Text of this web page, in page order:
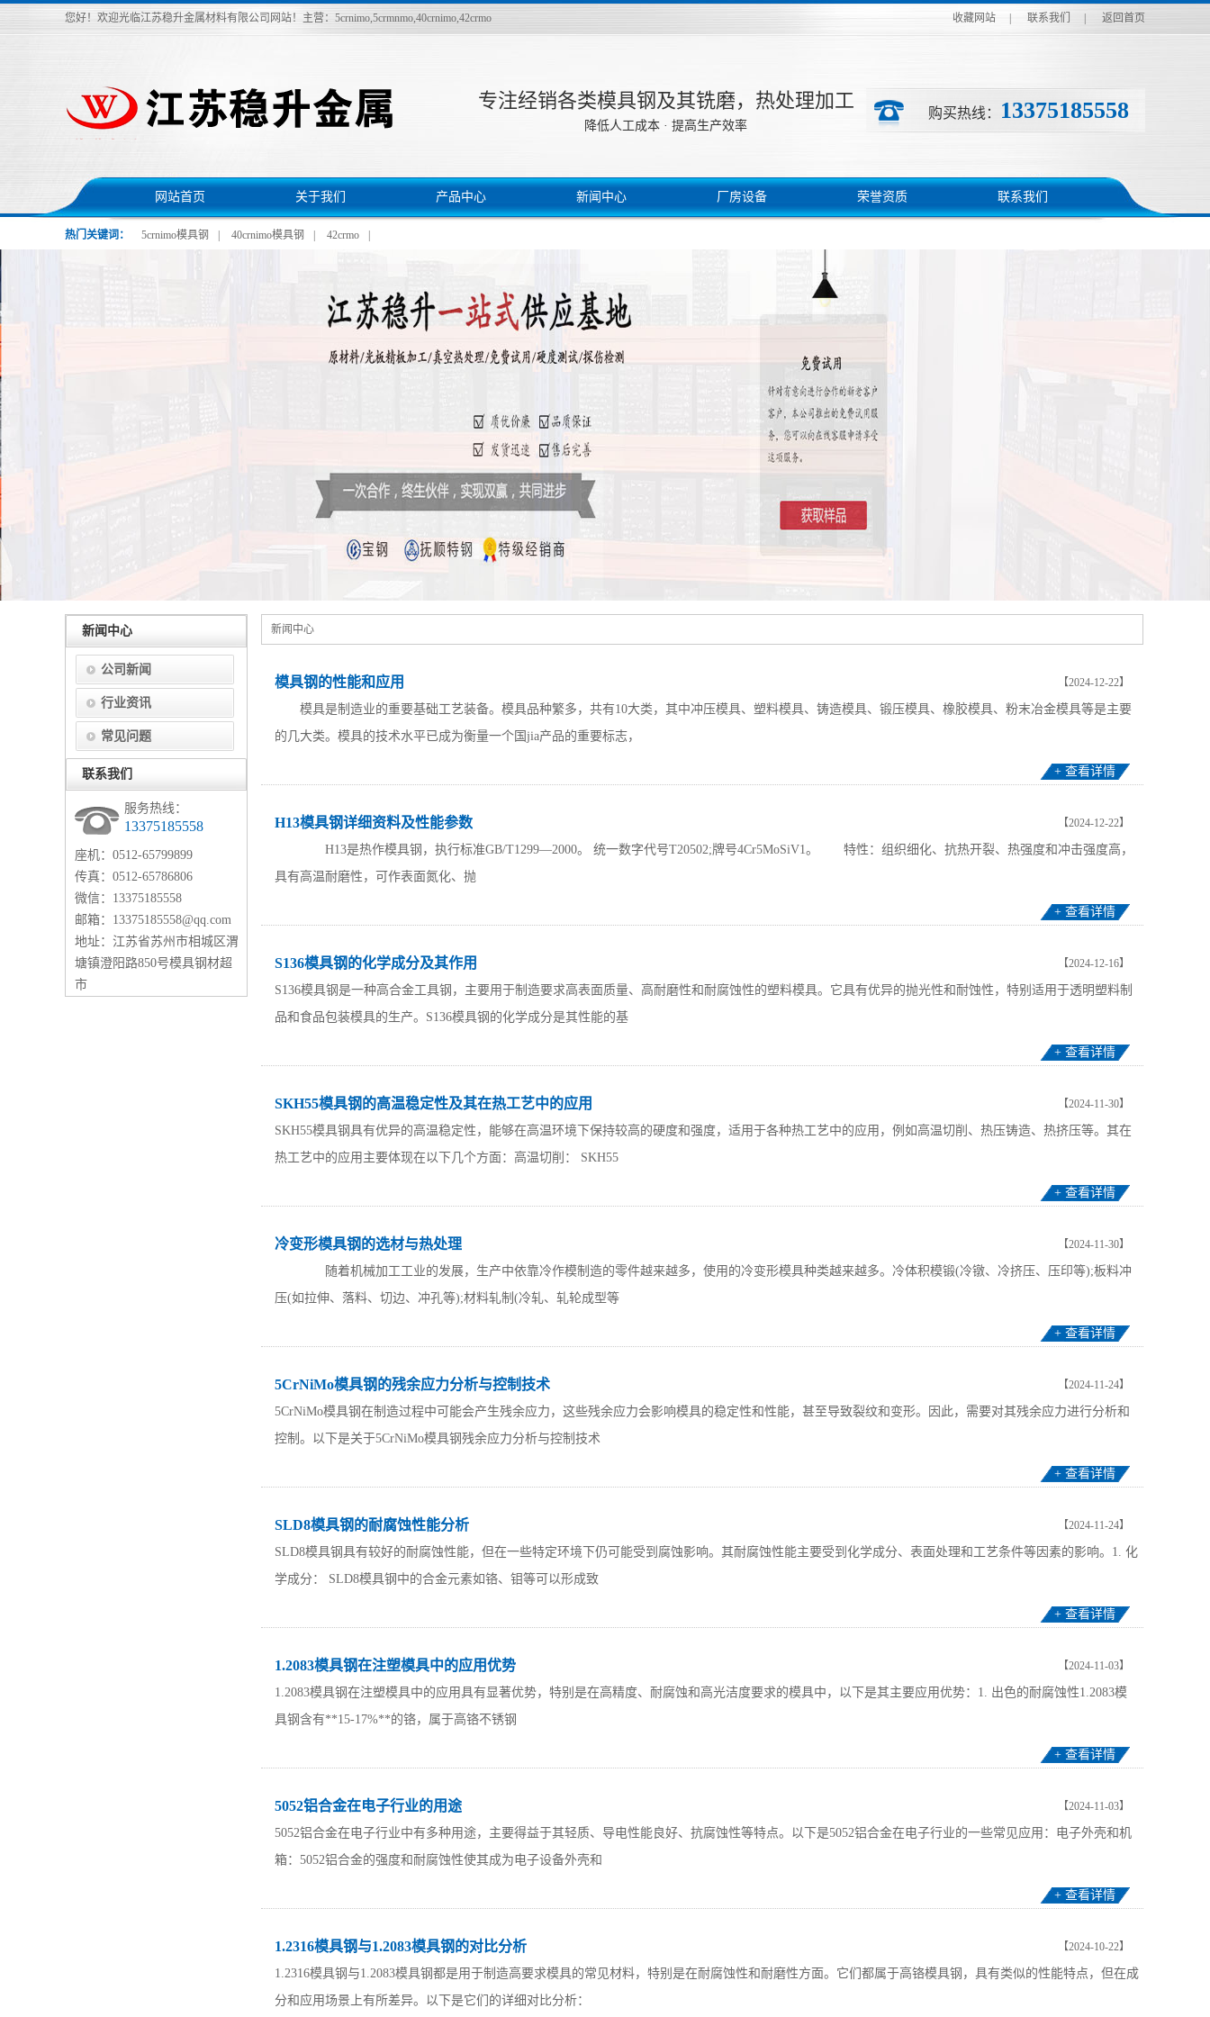
收藏网站 联系我们 返回首页
您好！欢迎光临江苏稳升金属材料有限公司网站！主营：5crnimo,5crmnmo,40crnimo,42crmo
专注经销各类模具钢及其铣磨，热处理加工
降低人工成本 · 提高生产效率
购买热线： 13375185558
网站首页 关于我们 产品中心 新闻中心 厂房设备 荣誉资质 联系我们
热门关键词： 5crnimo模具钢 40crnimo模具钢 42crmo
新闻中心
公司新闻
行业资讯
常见问题
联系我们
服务热线：
13375185558
座机：0512-65799899
传真：0512-65786806
微信：13375185558
邮箱：13375185558@qq.com
地址：江苏省苏州市相城区渭
塘镇澄阳路850号模具钢材超
市
新闻中心
模具钢的性能和应用 【2024-12-22】
模具是制造业的重要基础工艺装备。模具品种繁多，共有10大类，其中冲压模具、塑料模具、铸造模具、锻压模具、橡胶模具、粉末冶金模具等是主要
的几大类。模具的技术水平已成为衡量一个国jia产品的重要标志，
+ 查看详情
H13模具钢详细资料及性能参数 【2024-12-22】
H13是热作模具钢，执行标准GB/T1299—2000。 统一数字代号T20502;牌号4Cr5MoSiV1。 特性：组织细化、抗热开裂、热强度和冲击强度高，
具有高温耐磨性，可作表面氮化、抛
+ 查看详情
S136模具钢的化学成分及其作用 【2024-12-16】
S136模具钢是一种高合金工具钢，主要用于制造要求高表面质量、高耐磨性和耐腐蚀性的塑料模具。它具有优异的抛光性和耐蚀性，特别适用于透明塑料制
品和食品包装模具的生产。S136模具钢的化学成分是其性能的基
+ 查看详情
SKH55模具钢的高温稳定性及其在热工艺中的应用 【2024-11-30】
SKH55模具钢具有优异的高温稳定性，能够在高温环境下保持较高的硬度和强度，适用于各种热工艺中的应用，例如高温切削、热压铸造、热挤压等。其在
热工艺中的应用主要体现在以下几个方面：高温切削： SKH55
+ 查看详情
冷变形模具钢的选材与热处理 【2024-11-30】
随着机械加工工业的发展，生产中依靠冷作模制造的零件越来越多，使用的冷变形模具种类越来越多。冷体积模锻(冷镦、冷挤压、压印等);板料冲
压(如拉伸、落料、切边、冲孔等);材料轧制(冷轧、轧轮成型等
+ 查看详情
5CrNiMo模具钢的残余应力分析与控制技术 【2024-11-24】
5CrNiMo模具钢在制造过程中可能会产生残余应力，这些残余应力会影响模具的稳定性和性能，甚至导致裂纹和变形。因此，需要对其残余应力进行分析和
控制。以下是关于5CrNiMo模具钢残余应力分析与控制技术
+ 查看详情
SLD8模具钢的耐腐蚀性能分析 【2024-11-24】
SLD8模具钢具有较好的耐腐蚀性能，但在一些特定环境下仍可能受到腐蚀影响。其耐腐蚀性能主要受到化学成分、表面处理和工艺条件等因素的影响。1. 化
学成分： SLD8模具钢中的合金元素如铬、钼等可以形成致
+ 查看详情
1.2083模具钢在注塑模具中的应用优势 【2024-11-03】
1.2083模具钢在注塑模具中的应用具有显著优势，特别是在高精度、耐腐蚀和高光洁度要求的模具中，以下是其主要应用优势：1. 出色的耐腐蚀性1.2083模
具钢含有**15-17%**的铬，属于高铬不锈钢
+ 查看详情
5052铝合金在电子行业的用途 【2024-11-03】
5052铝合金在电子行业中有多种用途，主要得益于其轻质、导电性能良好、抗腐蚀性等特点。以下是5052铝合金在电子行业的一些常见应用：电子外壳和机
箱：5052铝合金的强度和耐腐蚀性使其成为电子设备外壳和
+ 查看详情
1.2316模具钢与1.2083模具钢的对比分析 【2024-10-22】
1.2316模具钢与1.2083模具钢都是用于制造高要求模具的常见材料，特别是在耐腐蚀性和耐磨性方面。它们都属于高铬模具钢，具有类似的性能特点，但在成
分和应用场景上有所差异。以下是它们的详细对比分析：